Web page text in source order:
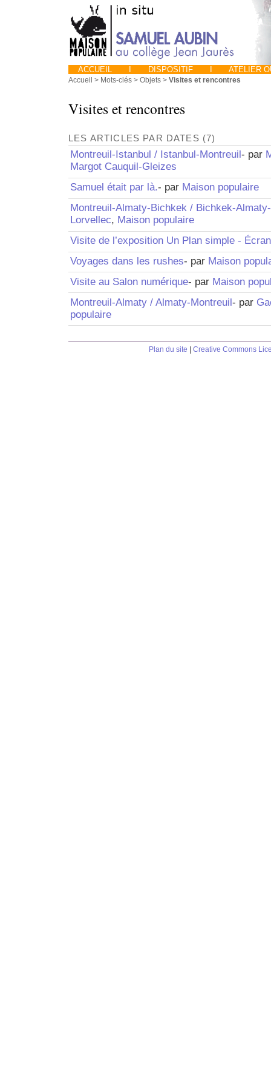
ACCUEIL I DISPOSITIF I ATELIER
Accueil > Mots-clés > Objets > Visites et rencontres
Visites et rencontres
LES ARTICLES PAR DATES (7)
Montreuil-Istanbul / Istanbul-Montreuil- par
Margot Cauquil-Gleizes
Samuel était par là.- par Maison populaire
Montreuil-Almaty-Bichkek / Bichkek-
Lorvellec, Maison populaire
Visite de l’exposition Un Plan simple - Écran
Voyages dans les rushes- par Maison
Visite au Salon numérique- par Maison
Montreuil-Almaty / Almaty-Montreuil- par
populaire
Plan du site Creative Commons